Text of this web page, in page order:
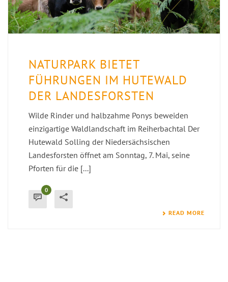
NATURPARK BIETET
FÜHRUNGEN IM HUTEWALD
DER LANDESFORSTEN
Wilde Rinder und halbzahme Ponys beweiden
einzigartige Waldlandschaft im Reiherbachtal Der
Hutewald Solling der Niedersächsischen
Landesforsten öffnet am Sonntag, 7. Mai, seine
Pforten für die [...]
0
READ MORE